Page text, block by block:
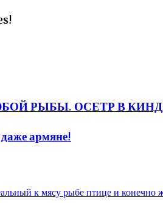
РЫБЫ. ОСЕТР В
армяне!